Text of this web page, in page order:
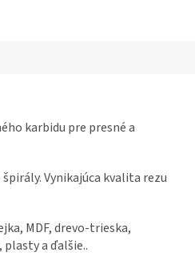
karbidu pre presné a
Vynikajúca kvalita rezu
MDF, drevo-trieska,
plasty a ďalšie..